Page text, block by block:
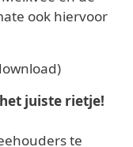
ook hiervoor
juiste rietje!
te